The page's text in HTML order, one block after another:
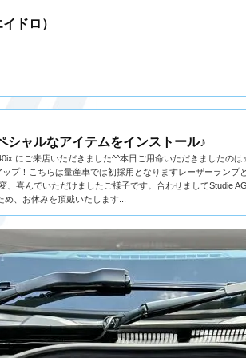
ドロ）
シャルなアイテムをインストール♪
にご来店いただきました^^本日ご用命いただきましたの
プ！こちらは量産車では初採用となりますレーザーラン
、喜んでいただけましたご様子です。合わせましてStudie
、お休みを頂戴いたします...